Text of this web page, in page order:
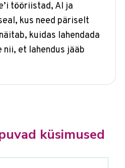
tööriistad, AI ja
kus need päriselt
kuidas lahendada
nii, et lahendus jääb
küsimused